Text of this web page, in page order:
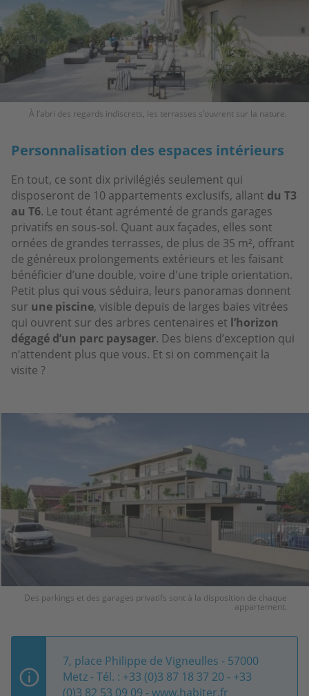
À l’abri des regards indiscrets, les terrasses s’ouvrent sur la nature.
Personnalisation des espaces intérieurs
En tout, ce sont dix privilégiés seulement qui
disposeront de 10 appartements exclusifs, allant du T3
au T6. Le tout étant agrémenté de grands garages
privatifs en sous-sol. Quant aux façades, elles sont
ornées de grandes terrasses, de plus de 35 m², offrant
de généreux prolongements extérieurs et les faisant
bénéficier d’une double, voire d'une triple orientation.
Petit plus qui vous séduira, leurs panoramas donnent
sur une piscine, visible depuis de larges baies vitrées
qui ouvrent sur des arbres centenaires et l’horizon
dégagé d’un parc paysager. Des biens d’exception qui
n’attendent plus que vous. Et si on commençait la
visite ?
Des parkings et des garages privatifs sont à la disposition de chaque
appartement.
7, place Philippe de Vigneulles - 57000
Metz - Tél. : +33 (0)3 87 18 37 20 - +33
(0)3 82 53 09 09 -www.habiter.fr